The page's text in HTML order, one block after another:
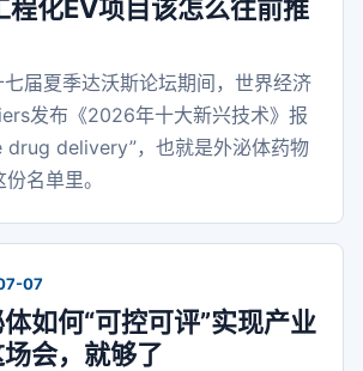
化EV项目该怎么往前推
届夏季达沃斯论坛期间，世界经济
发布《2026年十大新兴技术》报
drug delivery”，也就是外泌体药物
名单里。
07
如何“可控可评”实现产业
会，就够了